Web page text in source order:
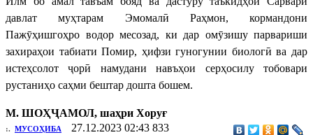
давлат муҳтарам Эмомалӣ Раҳмон, кормандони
Пажӯҳишгоҳро водор месозад, ки дар омӯзишу парвариши
захираҳои табиати Помир, ҳифзи гуногунии биологӣ ва дар
истеҳсолот ҷорӣ намудани навъҳои серҳосилу тобовари
рустаниҳо саҳми бештар дошта бошем.
М. ШОҲҶАМОЛ, шаҳри Хоруғ
:. МУСОҲИБА 27.12.2023 02:43 833